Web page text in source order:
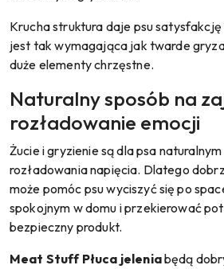
Krucha struktura daje psu satysfakcję
jest tak wymagająca jak twarde
duże elementy chrzęstne.
Naturalny sposób na
rozładowanie emocji
Żucie i gryzienie są dla psa
rozładowania napięcia. Dlatego
może pomóc psu wyciszyć się po
spokojnym w domu i przekierować
bezpieczny produkt.
Meat Stuff Płuca jeleniabędą